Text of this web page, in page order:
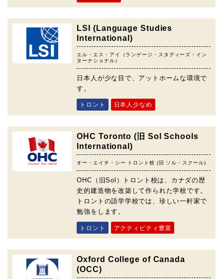
LSI (Language Studies
International)
エル・エス・アイ（ランゲージ・スタディーズ・イン
ターナショナル）
日本人が少な目で、アットホームな環境で
す。
トロント 日本人少なめ
OHC Toronto (旧 Sol Schools
International)
オー・エイチ・シー トロント校 (旧 ソル・スクール)
OHC（旧Sol）トロント校は、カナダの歴
史的建造物を改築して作られた学校です。
トロントの語学学校では、珍しい一軒家で
勉強をします。
トロント アクティビティ豊富
Oxford College of Canada
(OCC)